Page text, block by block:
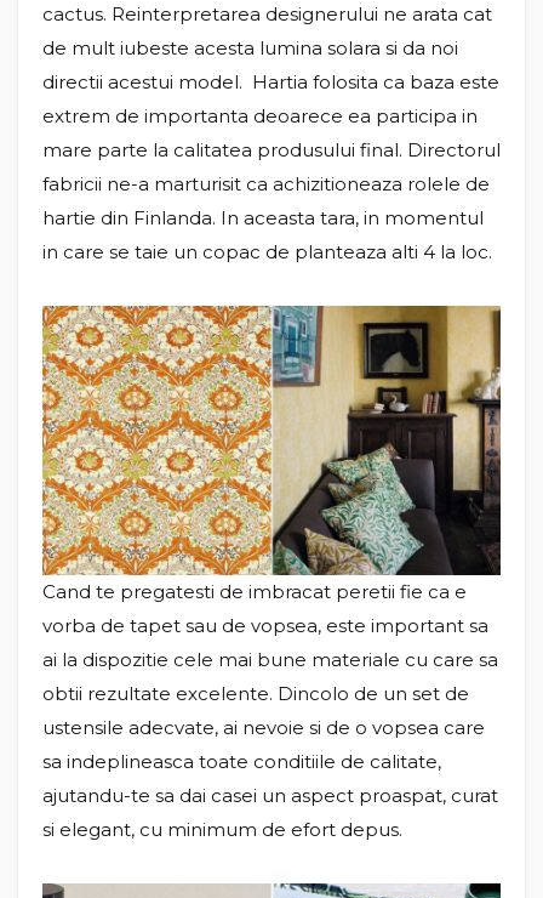
cactus. Reinterpretarea designerului ne arata cat
de mult iubeste acesta lumina solara si da noi
directii acestui model. Hartia folosita ca baza este
extrem de importanta deoarece ea participa in
mare parte la calitatea produsului final. Directorul
fabricii ne-a marturisit ca achizitioneaza rolele de
hartie din Finlanda. In aceasta tara, in momentul
in care se taie un copac de planteaza alti 4 la loc.
Cand te pregatesti de imbracat peretii fie ca e
vorba de tapet sau de vopsea, este important sa
ai la dispozitie cele mai bune materiale cu care sa
obtii rezultate excelente. Dincolo de un set de
ustensile adecvate, ai nevoie si de o vopsea care
sa indeplineasca toate conditiile de calitate,
ajutandu-te sa dai casei un aspect proaspat, curat
si elegant, cu minimum de efort depus.